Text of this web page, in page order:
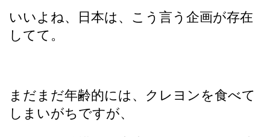
いいよね、日本は、こう言う企画が存在
してて。
まだまだ年齢的には、クレヨンを食べて
しまいがちですが、